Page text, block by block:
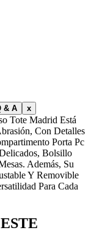
& A x
Tote Madrid Está
Con Detalles
Porta Pc
Bolsillo
Además, Su
Y Removible
Para Cada